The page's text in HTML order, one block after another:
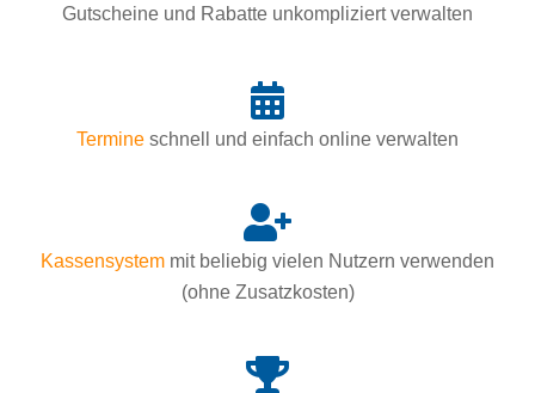
Gutscheine und Rabatte unkompliziert verwalten
Termine schnell und einfach online verwalten
Kassensystem mit beliebig vielen Nutzern verwenden
(ohne Zusatzkosten)